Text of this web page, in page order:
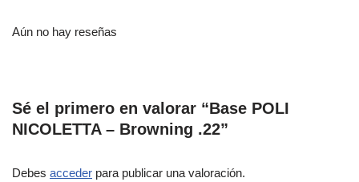
Aún no hay reseñas
Sé el primero en valorar “Base POLI
NICOLETTA – Browning .22”
Debes acceder para publicar una valoración.